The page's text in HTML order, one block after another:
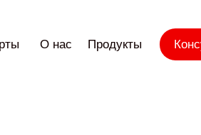
Продукты
О нас